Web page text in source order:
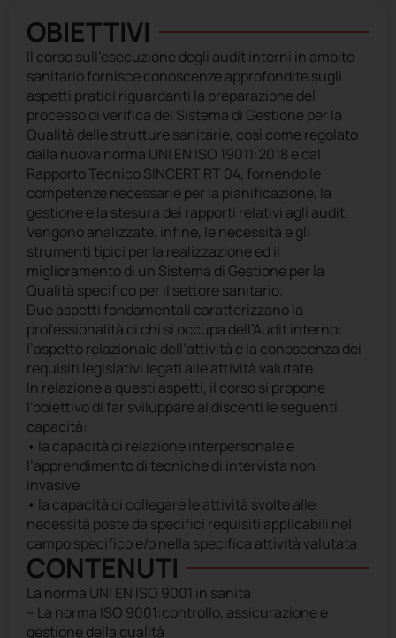
OBIETTIVI
Il corso sull’esecuzione degli audit interni in ambito
sanitario fornisce conoscenze approfondite sugli
aspetti pratici riguardanti la preparazione del
processo di verifica del Sistema di Gestione per la
Qualità delle strutture sanitarie, così come regolato
dalla nuova norma UNI EN ISO 19011:2018 e dal
Rapporto Tecnico SINCERT RT 04, fornendo le
competenze necessarie per la pianificazione, la
gestione e la stesura dei rapporti relativi agli audit.
Vengono analizzate, infine, le necessità e gli
strumenti tipici per la realizzazione ed il
miglioramento di un Sistema di Gestione per la
Qualità specifico per il settore sanitario.
Due aspetti fondamentali caratterizzano la
professionalità di chi si occupa dell’Audit interno:
l’aspetto relazionale dell’attività e la conoscenza dei
requisiti legislativi legati alle attività valutate.
In relazione a questi aspetti, il corso si propone
l’obiettivo di far sviluppare ai discenti le seguenti
capacità:
• la capacità di relazione interpersonale e
l’apprendimento di tecniche di intervista non
invasive
• la capacità di collegare le attività svolte alle
necessità poste da specifici requisiti applicabili nel
campo specifico e/o nella specifica attività valutata
CONTENUTI
La norma UNI EN ISO 9001 in sanità
– La norma ISO 9001:controllo, assicurazione e
gestione della qualità